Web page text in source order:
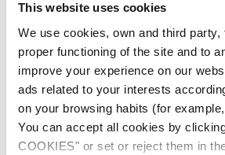
This website uses cookies
We use cookies, own and third party,
proper functioning of the site and to
improve your experience on our
ads related to your interests
on your browsing habits (for
You can accept all cookies by
COOKIES" or set or reject them in
Filtration
iQPump
Pompe connectée pour un
depuis smartphone